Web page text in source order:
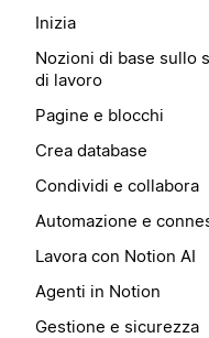
Inizia
Nozioni di base sullo
di lavoro
Pagine e blocchi
Crea database
Condividi e collabora
Automazione e
Lavora con Notion AI
Agenti in Notion
Gestione e sicurezza